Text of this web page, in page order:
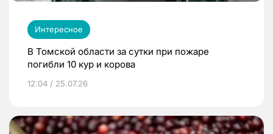
Интересное
В Томской области за сутки при пожаре
погибли 10 кур и корова
12:04 / 25.07.26